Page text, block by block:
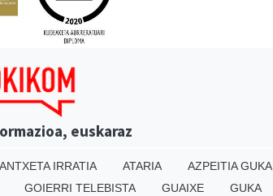
euskaraz
ANTXETA IRRATIA ATARIA AZPEITIA GUKA
GOIERRI TELEBISTA GUAIXE GUKA